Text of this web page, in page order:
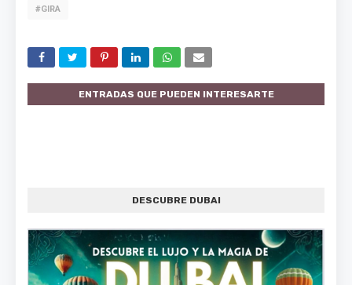
#GIRA
ENTRADAS QUE PUEDEN INTERESARTE
DESCUBRE DUBAI